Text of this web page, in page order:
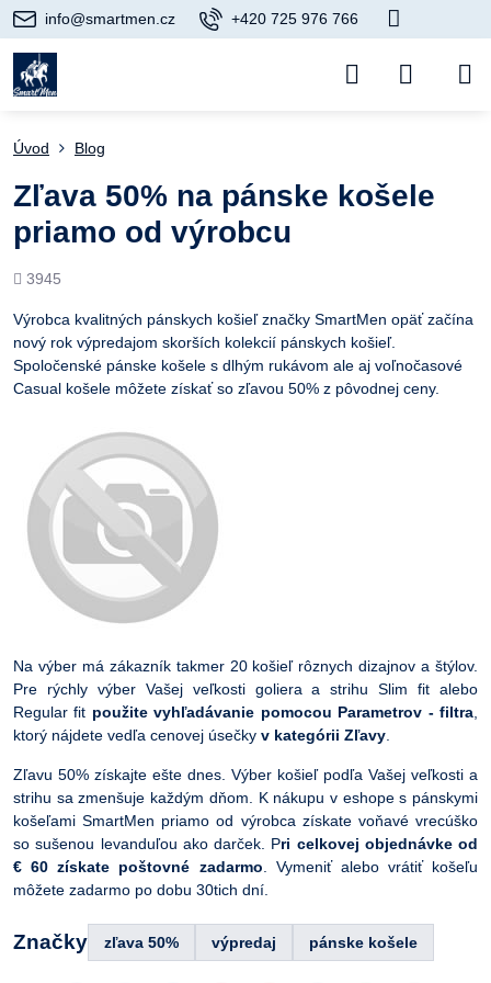
info@smartmen.cz +420 725 976 766
Úvod Blog
Zľava 50% na pánske košele
priamo od výrobcu
Počet
3945
Výrobca kvalitných pánskych košieľ značky SmartMen opäť začína
nový rok výpredajom skorších kolekcií pánskych košieľ.
Spoločenské pánske košele s dlhým rukávom ale aj voľnočasové
Casual košele môžete získať so zľavou 50% z pôvodnej ceny.
Na výber má zákazník takmer 20 košieľ rôznych dizajnov a štýlov.
Pre rýchly výber Vašej veľkosti goliera a strihu Slim fit alebo
Regular fit použite vyhľadávanie pomocou Parametrov - filtra
ktorý nájdete vedľa cenovej úsečky v kategórii Zľavy
Zľavu 50% získajte ešte dnes. Výber košieľ podľa Vašej veľkosti a
strihu sa zmenšuje každým dňom. K nákupu v eshope s pánskymi
košeľami SmartMen priamo od výrobca získate voňavé vrecúško
so sušenou levanduľou ako darček. Pri celkovej objednávke od
€ 60 získate poštovné zadarmo . Vymeniť alebo vrátiť košeľu
môžete zadarmo po dobu 30tich dní.
Značky zľava 50% výpredaj pánske košele